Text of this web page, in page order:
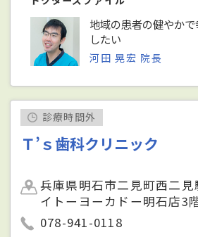
地域の患者の健やか
したい
河田 晃宏 院長
診療時間外
Ｔ’ｓ歯科クリニック
兵庫県明石市二見町西二
イトーヨーカドー明石店3
078-941-0118